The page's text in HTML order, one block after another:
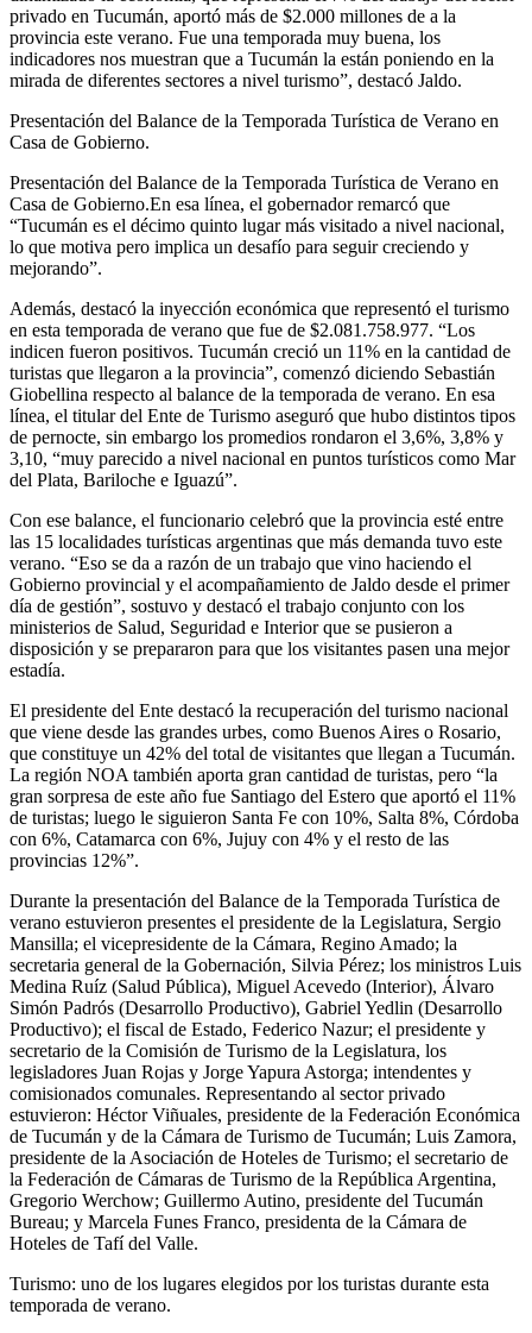
privado en Tucumán, aportó más de $2.000 millones de a la
provincia este verano. Fue una temporada muy buena, los
indicadores nos muestran que a Tucumán la están poniendo en la
mirada de diferentes sectores a nivel turismo”, destacó Jaldo.
Presentación del Balance de la Temporada Turística de Verano en
Casa de Gobierno.
Presentación del Balance de la Temporada Turística de Verano en
Casa de Gobierno.En esa línea, el gobernador remarcó que
“Tucumán es el décimo quinto lugar más visitado a nivel nacional,
lo que motiva pero implica un desafío para seguir creciendo y
mejorando”.
Además, destacó la inyección económica que representó el turismo
en esta temporada de verano que fue de $2.081.758.977. “Los
indicen fueron positivos. Tucumán creció un 11% en la cantidad de
turistas que llegaron a la provincia”, comenzó diciendo Sebastián
Giobellina respecto al balance de la temporada de verano. En esa
línea, el titular del Ente de Turismo aseguró que hubo distintos tipos
de pernocte, sin embargo los promedios rondaron el 3,6%, 3,8% y
3,10, “muy parecido a nivel nacional en puntos turísticos como Mar
del Plata, Bariloche e Iguazú”.
Con ese balance, el funcionario celebró que la provincia esté entre
las 15 localidades turísticas argentinas que más demanda tuvo este
verano. “Eso se da a razón de un trabajo que vino haciendo el
Gobierno provincial y el acompañamiento de Jaldo desde el primer
día de gestión”, sostuvo y destacó el trabajo conjunto con los
ministerios de Salud, Seguridad e Interior que se pusieron a
disposición y se prepararon para que los visitantes pasen una mejor
estadía.
El presidente del Ente destacó la recuperación del turismo nacional
que viene desde las grandes urbes, como Buenos Aires o Rosario,
que constituye un 42% del total de visitantes que llegan a Tucumán.
La región NOA también aporta gran cantidad de turistas, pero “la
gran sorpresa de este año fue Santiago del Estero que aportó el 11%
de turistas; luego le siguieron Santa Fe con 10%, Salta 8%, Córdoba
con 6%, Catamarca con 6%, Jujuy con 4% y el resto de las
provincias 12%”.
Durante la presentación del Balance de la Temporada Turística de
verano estuvieron presentes el presidente de la Legislatura, Sergio
Mansilla; el vicepresidente de la Cámara, Regino Amado; la
secretaria general de la Gobernación, Silvia Pérez; los ministros Luis
Medina Ruíz (Salud Pública), Miguel Acevedo (Interior), Álvaro
Simón Padrós (Desarrollo Productivo), Gabriel Yedlin (Desarrollo
Productivo); el fiscal de Estado, Federico Nazur; el presidente y
secretario de la Comisión de Turismo de la Legislatura, los
legisladores Juan Rojas y Jorge Yapura Astorga; intendentes y
comisionados comunales. Representando al sector privado
estuvieron: Héctor Viñuales, presidente de la Federación Económica
de Tucumán y de la Cámara de Turismo de Tucumán; Luis Zamora,
presidente de la Asociación de Hoteles de Turismo; el secretario de
la Federación de Cámaras de Turismo de la República Argentina,
Gregorio Werchow; Guillermo Autino, presidente del Tucumán
Bureau; y Marcela Funes Franco, presidenta de la Cámara de
Hoteles de Tafí del Valle.
Turismo: uno de los lugares elegidos por los turistas durante esta
temporada de verano.